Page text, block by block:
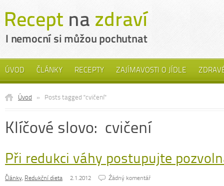
ÚVOD ČLÁNKY RECEPTY ZAJÍMAVOSTI O JÍDLE
Úvod » Posts tagged "cvičení"
Klíčové slovo: cvičení
Při redukci váhy postupujte
Články, Redukční dieta 2.1.2012 Źádný komentář